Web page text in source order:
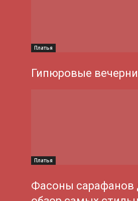
Платья
Гипюровые
Платья
Фасоны сарафанов